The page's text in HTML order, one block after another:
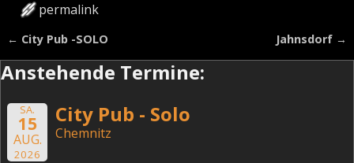
permalink
Artikelnavigation
← City Pub -SOLO Jahnsdorf →
Anstehende Termine:
SA.
15
AUG.
2026
City Pub - Solo
Chemnitz